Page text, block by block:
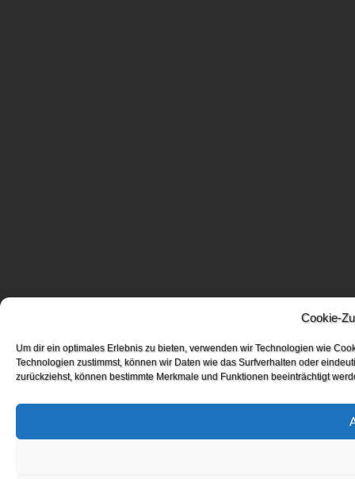
Cookie-
Um dir ein optimales Erlebnis zu bieten, verwenden wir Technologien wie
Technologien zustimmst, können wir Daten wie das Surfverhalten oder
zurückziehst, können bestimmte Merkmale und Funktionen beeinträchtigt